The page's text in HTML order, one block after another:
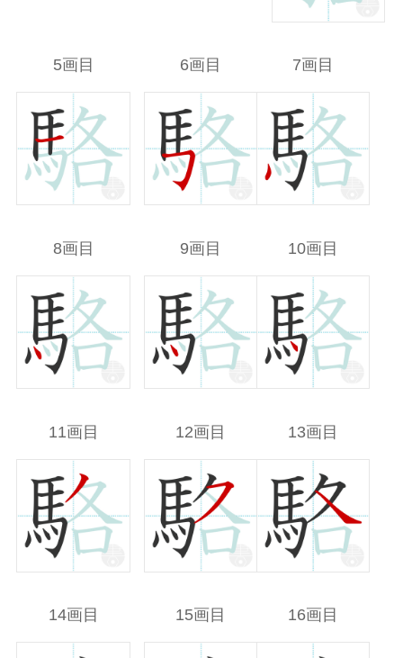
5画目 6画目 7画目
8画目 9画目 10画目
11画目 12画目 13画目
14画目 15画目 16画目